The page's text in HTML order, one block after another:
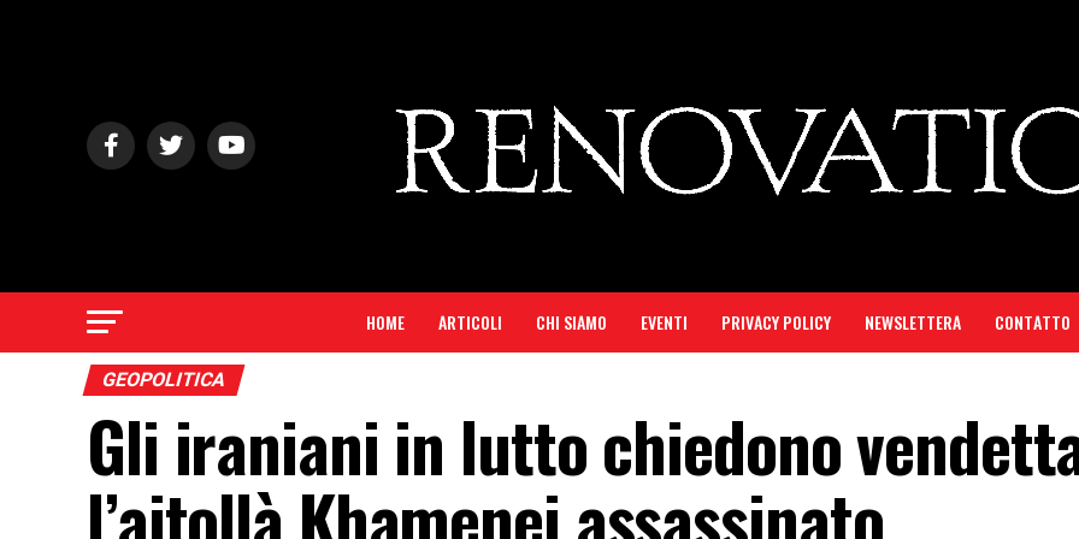
HOME ARTICOLI CHI SIAMO EVENTI PRIVACY POLICY NEWSLETTERA CONTATTO
GEOPOLITICA
Gli iraniani in lutto chiedono
l’aitollà Khamenei assassinato